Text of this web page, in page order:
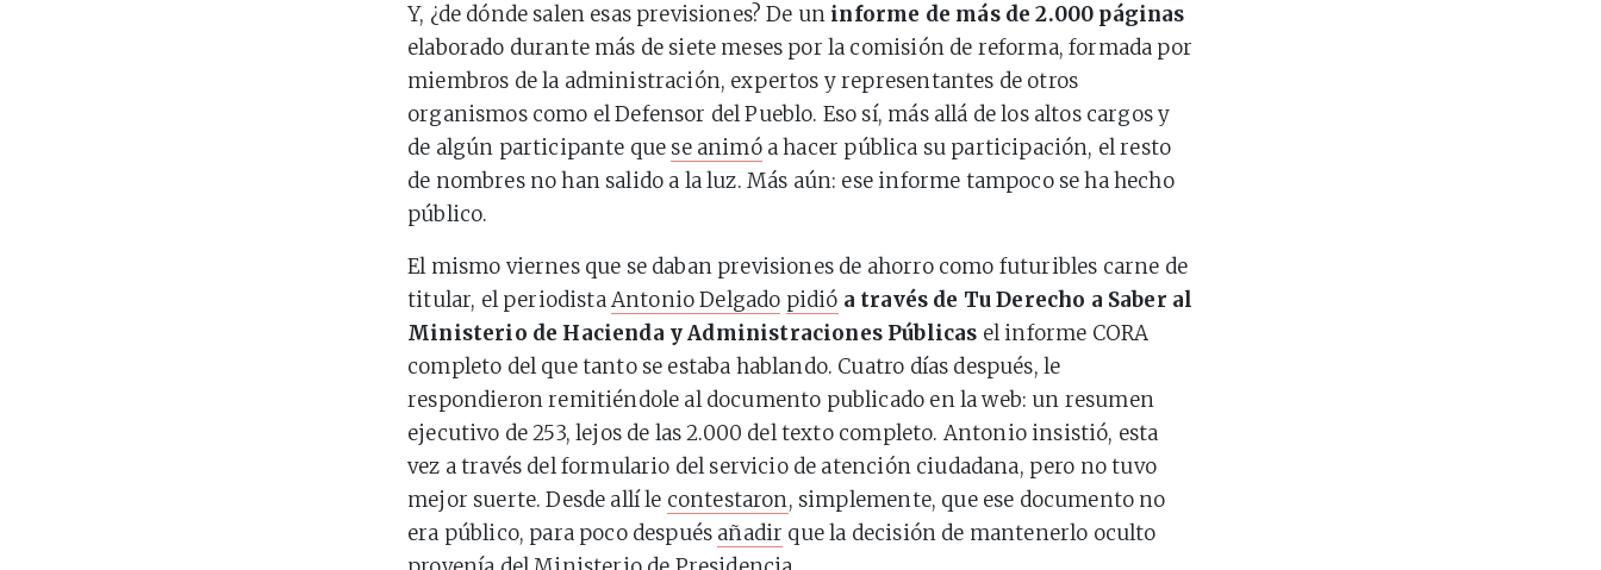
Y, ¿de dónde salen esas previsiones? De un informe de más de 2.000 páginas
elaborado durante más de siete meses por la comisión de reforma, formada por
miembros de la administración, expertos y representantes de otros
organismos como el Defensor del Pueblo. Eso sí, más allá de los altos cargos y
de algún participante que se animóa hacer pública su participación, el resto
de nombres no han salido a la luz. Más aún: ese informe tampoco se ha hecho
público.
El mismo viernes que se daban previsiones de ahorro como futuribles carne de
titular, el periodistaAntonio Delgado pidió a través de Tu Derecho a Saber al
Ministerio de Hacienda y Administraciones Públicas el informe CORA
completo del que tanto se estaba hablando. Cuatro días después, le
respondieron remitiéndole al documento publicado en la web: un resumen
ejecutivo de 253, lejos de las 2.000 del texto completo. Antonio insistió, esta
vez a través del formulario del servicio de atención ciudadana, pero no tuvo
mejor suerte. Desde allí le contestaron, simplemente, que ese documento no
era público, para poco después añadir que la decisión de mantenerlo oculto